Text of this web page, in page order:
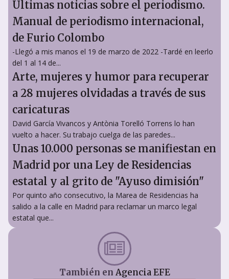
Últimas noticias sobre el periodismo.
Manual de periodismo internacional,
de Furio Colombo
-Llegó a mis manos el 19 de marzo de 2022 -Tardé en leerlo
del 1 al 14 de...
Arte, mujeres y humor para recuperar
a 28 mujeres olvidadas a través de sus
caricaturas
David García Vivancos y Antònia Torelló Torrens lo han
vuelto a hacer. Su trabajo cuelga de las paredes...
Unas 10.000 personas se manifiestan en
Madrid por una Ley de Residencias
estatal y al grito de "Ayuso dimisión"
Por quinto año consecutivo, la Marea de Residencias ha
salido a la calle en Madrid para reclamar un marco legal
estatal que...
También en Agencia EFE